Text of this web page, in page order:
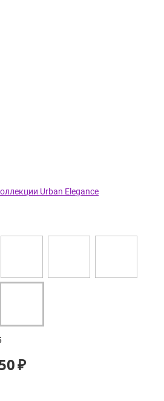
Urban Elegance
₽